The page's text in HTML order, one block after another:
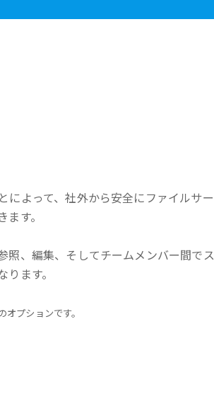
によって、社外から安全にファイルサー
す。
照、編集、そしてチームメンバー間でス
ます。
プションです。